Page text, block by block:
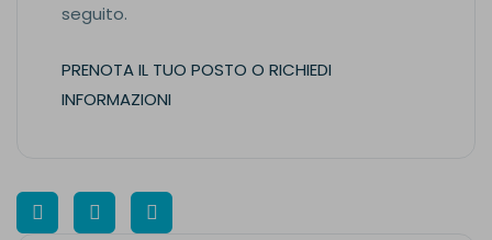
seguito.
PRENOTA IL TUO POSTO O RICHIEDI
INFORMAZIONI